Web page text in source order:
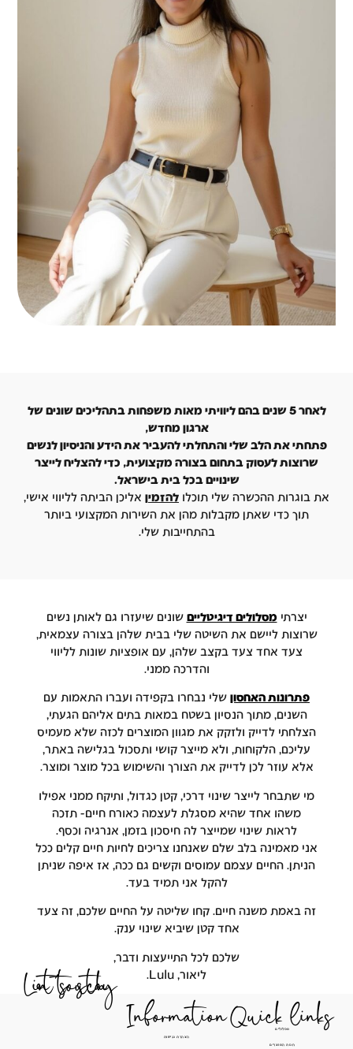
לאחר 5 שנים בהם ליוויתי מאות משפחות בתהליכים שונים של
ארגון מחדש,
את הלב שלי והתחלתי להעביר את הידע והניסיון לנשים
לעסוק בתחום בצורה מקצועית, כדי להצליח לייצר
שינויים בכל בית בישראל.
ההכשרה שלי תוכלולהזמיןאליכן הביתה לליווי אישי,
תוך כדי שאתן מקבלות מהן את השירות המקצועי ביותר
בהתחייבות שלי.
מסלולים דיגיטלייםשונים שיעזרו גם לאותן נשים
ליישם את השיטה שלי בבית שלהן בצורה עצמאית,
צעד אחד צעד בקצב שלהן, עם אופציות שונות לליווי
והדרכה ממני.
פתרונות האחסוןשלי נבחרו בקפידה ועברו התאמות עם
השנים, מתוך הנסיון בשטח במאות בתים אליהם הגעתי,
לדייק ולזקק את מגוון המוצרים לכזה שלא מעמיס
עליכם, הלקוחות, ולא מייצר קושי ותסכול בגלישה באתר,
עוזר לכן לדייק את הצורך והשימוש בכל מוצר ומוצר.
שתבחר לייצר שינוי דרכי, קטן כגדול, ותיקח ממני אפילו
משהו אחד שהיא מסגלת לעצמה כאורח חיים- תזכה
לראות שינוי שמייצר לה חיסכון בזמן, אנרגיה וכסף.
מאמינה בלב שלם שאנחנו צריכים לחיות חיים קלים ככל
החיים עצמם עמוסים וקשים גם ככה, אז איפה שניתן
להקל אני תמיד בעד.
באמת משנה חיים. קחו שליטה על החיים שלכם, זה צעד
אחד קטן שיביא שינוי ענק.
שלכם לכל התייעצות ודבר,
Quick
מסלולים Information
Let's stay in touch